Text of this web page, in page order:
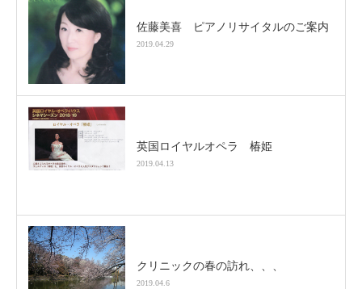
佐藤美喜 ピアノリサイタルのご案内
2019.04.29
英国ロイヤルオペラ 椿姫
2019.04.13
クリニックの春の訪れ、、、
2019.04.6